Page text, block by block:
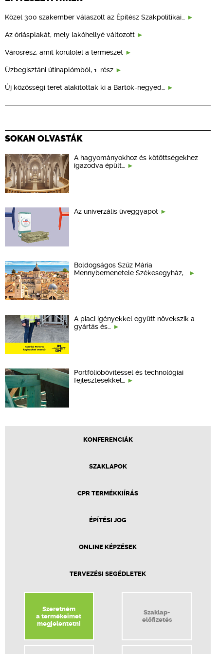
Közel 300 szakember válaszolt az Építész Szakpolitikai…
Az óriásplakát, mely lakóhellyé változott
Városrész, amit körülölel a természet
Üzbegisztáni útinaplómból, 1. rész
Új közösségi teret alakítottak ki a Bartók-negyed…
SOKAN OLVASTÁK
A hagyományokhoz és kötöttségekhez
igazodva épült…
Az univerzális üveggyapot
Boldogságos Szűz Mária
Mennybemenetele Székesegyház,…
A piaci igényekkel együtt növekszik a
gyártás és…
Portfólióbővítéssel és technológiai
fejlesztésekkel…
KONFERENCIÁK
SZAKLAPOK
CPR TERMÉKKIÍRÁS
ÉPÍTÉSI JOG
ONLINE KÉPZÉSEK
TERVEZÉSI SEGÉDLETEK
Szeretném
a termékeimet
megjelentetni
Szaklap-
előfizetés